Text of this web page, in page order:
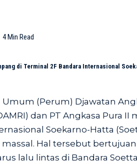
4 Min Read
di Terminal 2F Bandara Internasional
Umum (Perum) Djawatan
dan PT Angkasa Pura II
Soekarno-Hatta
massal. Hal tersebut
lalu lintas di Bandara